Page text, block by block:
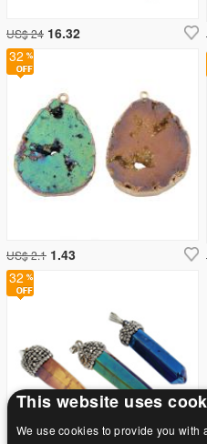
32
US$ 24 16.32
32
US$ 2.1 1.43
This website uses
We use cookies to provide you with